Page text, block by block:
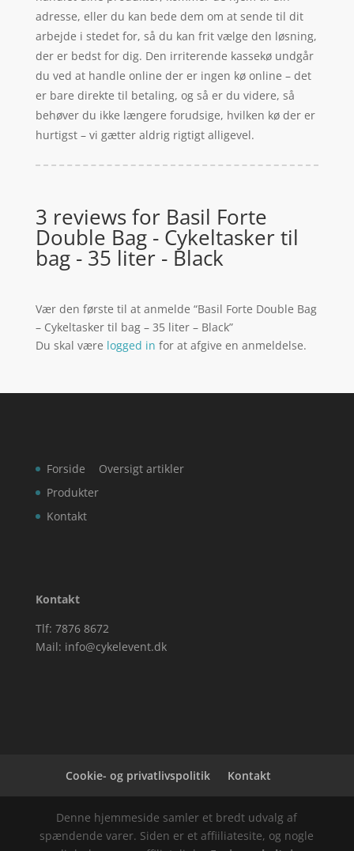
adresse, eller du kan bede dem om at sende til dit
arbejde i stedet for, så du kan frit vælge den løsning,
der er bedst for dig. Den irriterende kassekø undgår
du ved at handle online der er ingen kø online – det
er bare direkte til betaling, og så er du videre, så
behøver du ikke længere forudsige, hvilken kø der er
hurtigst – vi gætter aldrig rigtigt alligevel.
3 reviews for Basil Forte
Double Bag - Cykeltasker til
bag - 35 liter - Black
Vær den første til at anmelde “Basil Forte Double Bag
– Cykeltasker til bag – 35 liter – Black”
Du skal være logged in for at afgive en anmeldelse.
Forside
Produkter
Kontakt
Oversigt artikler
Kontakt
Tlf: 7876 8672
Mail: info@cykelevent.dk
Cookie- og privatlivspolitik Kontakt
Denne hjemmeside samler et bredt udvalg af
spændende varer. Siden er et affiiliatesite, og nogle